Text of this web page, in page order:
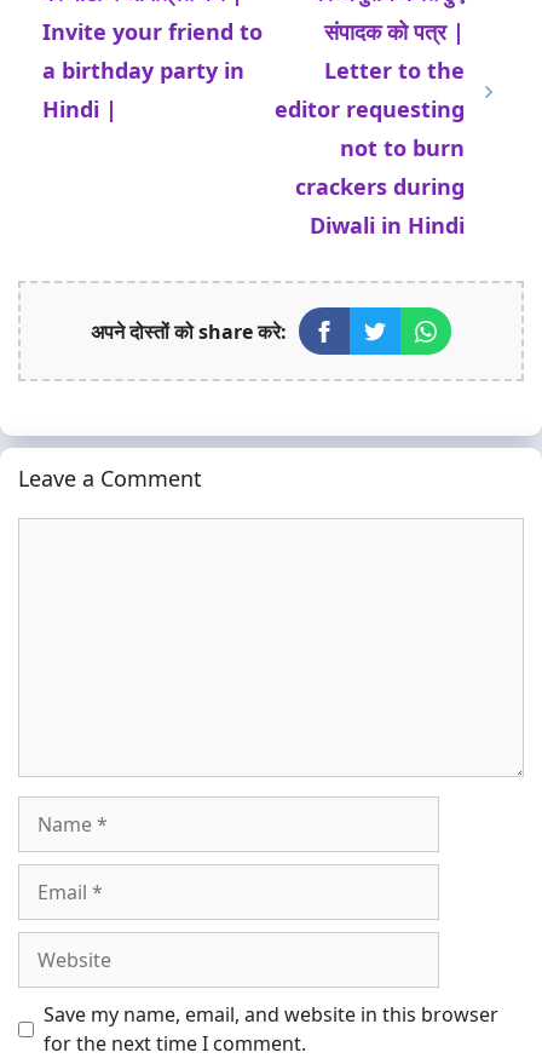
Invite your friend to
a birthday party in
Hindi |
संपादक को पत्र |
Letter to the
editor requesting
not to burn
crackers during
Diwali in Hindi
अपने दोस्तों को share करे:
Leave a Comment
Save my name, email, and website in this browser
for the next time I comment.